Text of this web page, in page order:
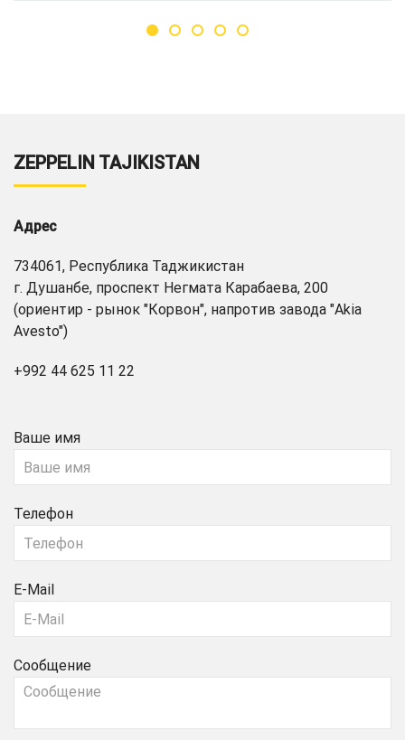
ZEPPELIN TAJIKISTAN
Адрес
734061, Республика Таджикистан
г. Душанбе, проспект Негмата Карабаева, 200
(ориентир - рынок "Корвон", напротив завода "Akia
Avesto")
+992 44 625 11 22
Ваше имя
Телефон
E-Mail
Сообщение